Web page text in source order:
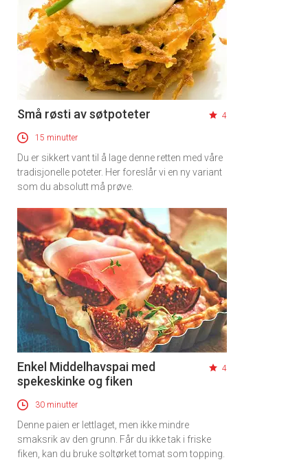
Små røsti av søtpoteter 4
15 minutter
Du er sikkert vant til å lage denne retten med våre
tradisjonelle poteter. Her foreslår vi en ny variant
som du absolutt må prøve.
Enkel Middelhavspai med
spekeskinke og fiken
4
30 minutter
Denne paien er lettlaget, men ikke mindre
smaksrik av den grunn. Får du ikke tak i friske
fiken, kan du bruke soltørket tomat som topping.